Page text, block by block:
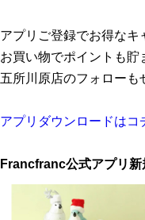
アプリご登録でお得なキ
お買い物でポイントも
五所川原店のフォロー
アプリダウンロードはコ
Francfranc公式アプリ